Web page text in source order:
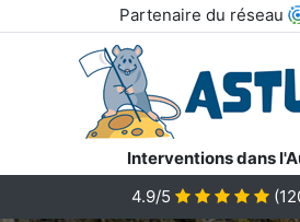
Partenaire du réseau
Interventions dans
4.9/5
(